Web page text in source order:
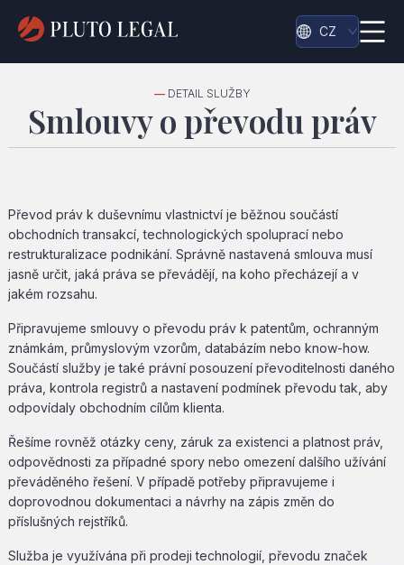
CZ
— DETAIL SLUŽBY
Smlouvy o převodu práv
Převod práv k duševnímu vlastnictví je běžnou součástí
obchodních transakcí, technologických spoluprací nebo
restrukturalizace podnikání. Správně nastavená smlouva musí
jasně určit, jaká práva se převádějí, na koho přecházejí a v
jakém rozsahu.
Připravujeme smlouvy o převodu práv k patentům, ochranným
známkám, průmyslovým vzorům, databázím nebo know-how.
Součástí služby je také právní posouzení převoditelnosti daného
práva, kontrola registrů a nastavení podmínek převodu tak, aby
odpovídaly obchodním cílům klienta.
Řešíme rovněž otázky ceny, záruk za existenci a platnost práv,
odpovědnosti za případné spory nebo omezení dalšího užívání
převáděného řešení. V případě potřeby připravujeme i
doprovodnou dokumentaci a návrhy na zápis změn do
příslušných rejstříků.
Služba je využívána při prodeji technologií, převodu značek